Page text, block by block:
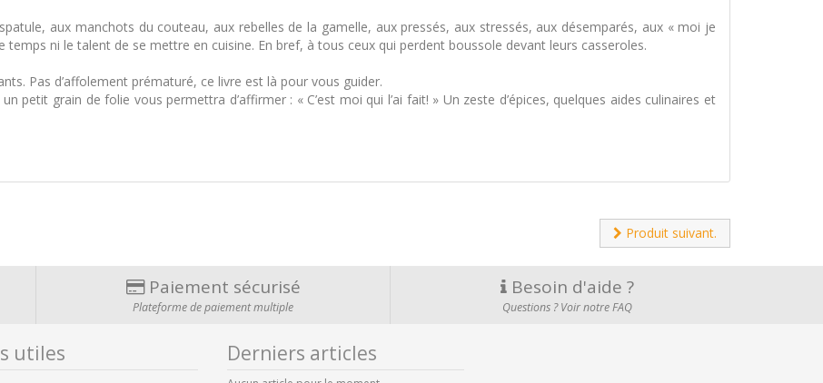
aux manchots du couteau, aux rebelles de la gamelle, aux pressés, aux stressés, aux désemparés, aux « moi je
temps ni le talent de se mettre en cuisine. En bref, à tous ceux qui perdent boussole devant leurs casseroles.
Pas d’affolement prématuré, ce livre est là pour vous guider.
petit grain de folie vous permettra d’affirmer : « C’est moi qui l’ai fait! » Un zeste d’épices, quelques aides culinaires et
Produit suivant.
Paiement sécurisé
Plateforme de paiement multiple
Besoin d'aide ?
Questions ? Voir notre FAQ
utiles Derniers articles